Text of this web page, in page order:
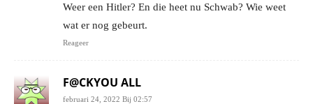
Weer een Hitler? En die heet nu Schwab? Wie weet
wat er nog gebeurt.
Reageer
F@CKYOU ALL
februari 24, 2022 Bij 02:57